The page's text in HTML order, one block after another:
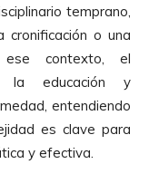
temprano,
o una
ese contexto, el
la educación y
entendiendo
es clave para
y efectiva.